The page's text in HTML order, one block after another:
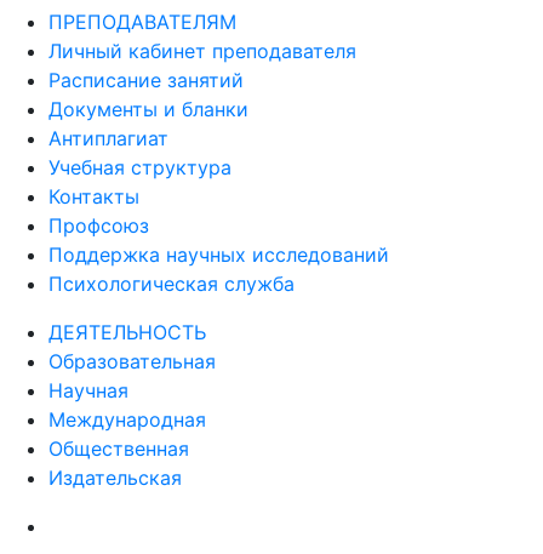
ПРЕПОДАВАТЕЛЯМ
Личный кабинет преподавателя
Расписание занятий
Документы и бланки
Антиплагиат
Учебная структура
Контакты
Профсоюз
Поддержка научных исследований
Психологическая служба
ДЕЯТЕЛЬНОСТЬ
Образовательная
Научная
Международная
Общественная
Издательская